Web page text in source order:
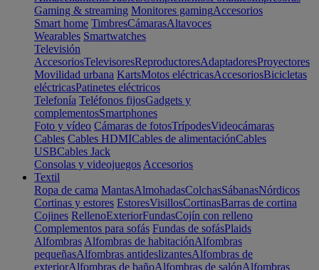
Gaming & streaming Monitores gamingAccesorios
Smart home TimbresCámarasAltavoces
Wearables Smartwatches
Televisión
AccesoriosTelevisoresReproductoresAdaptadoresProyectores
Movilidad urbana KartsMotos eléctricasAccesoriosBicicletas
eléctricasPatinetes eléctricos
Telefonía Teléfonos fijosGadgets y
complementosSmartphones
Foto y vídeo Cámaras de fotosTrípodesVideocámaras
Cables Cables HDMICables de alimentaciónCables
USBCables Jack
Consolas y videojuegos Accesorios
Textil
Ropa de cama MantasAlmohadasColchasSábanasNórdicos
Cortinas y estores EstoresVisillosCortinasBarras de cortina
Cojines RellenoExteriorFundasCojín con relleno
Complementos para sofás Fundas de sofásPlaids
Alfombras Alfombras de habitaciónAlfombras
pequeñasAlfombras antideslizantesAlfombras de
exteriorAlfombras de bañoAlfombras de salónAlfombras